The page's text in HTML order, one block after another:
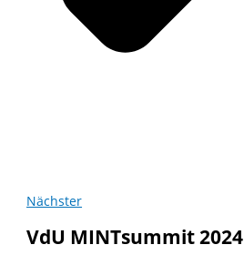
Nächster
VdU MINTsummit 2024